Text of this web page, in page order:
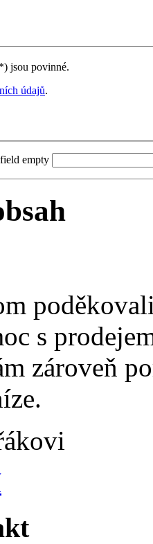
*) jsou povinné.
údajů.
empty
s
zároveň